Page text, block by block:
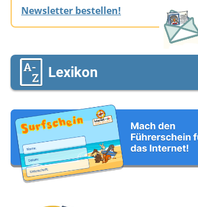
Newsletter bestellen!
Lexikon